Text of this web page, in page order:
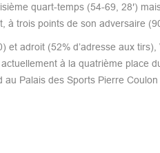
quart-temps (54-69, 28′)
à trois points de son adversaire
adroit (52% d’adresse aux
à la quatrième place
Palais des Sports Pierre Coulon